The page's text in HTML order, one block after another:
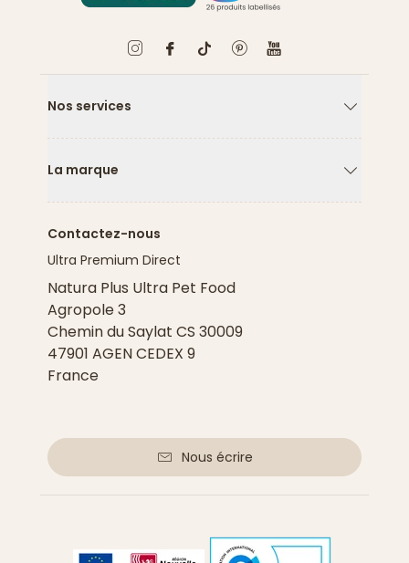
Nos services
La marque
Contactez-nous
Ultra Premium Direct
Natura Plus Ultra Pet Food
Agropole 3
Chemin du Saylat CS 30009
47901 AGEN CEDEX 9
France
Nous écrire